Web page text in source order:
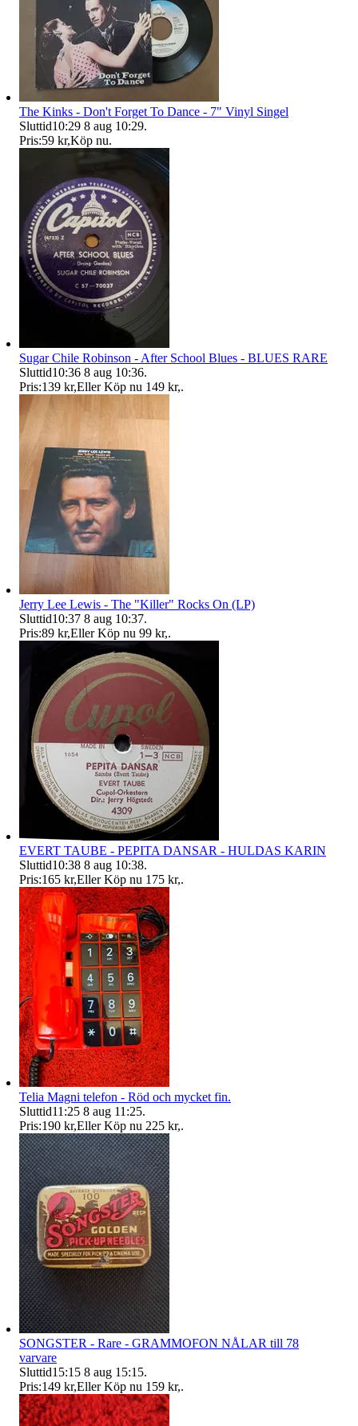
The Kinks - Don't Forget To Dance - 7" Vinyl Singel
Sluttid10:29 8 aug 10:29.
Pris:59 kr,Köp nu.
Sugar Chile Robinson - After School Blues - BLUES RARE
Sluttid10:36 8 aug 10:36.
Pris:139 kr,Eller Köp nu 149 kr,.
Jerry Lee Lewis - The "Killer" Rocks On (LP)
Sluttid10:37 8 aug 10:37.
Pris:89 kr,Eller Köp nu 99 kr,.
EVERT TAUBE - PEPITA DANSAR - HULDAS KARIN
Sluttid10:38 8 aug 10:38.
Pris:165 kr,Eller Köp nu 175 kr,.
Telia Magni telefon - Röd och mycket fin.
Sluttid11:25 8 aug 11:25.
Pris:190 kr,Eller Köp nu 225 kr,.
SONGSTER - Rare - GRAMMOFON NÅLAR till 78
varvare
Sluttid15:15 8 aug 15:15.
Pris:149 kr,Eller Köp nu 159 kr,.